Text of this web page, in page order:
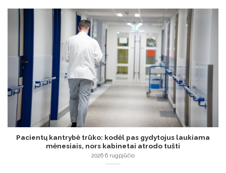
Pacientų kantrybė trūko: kodėl pas gydytojus laukiama
mėnesiais, nors kabinetai atrodo tušti
2026 6 rugpjūčio